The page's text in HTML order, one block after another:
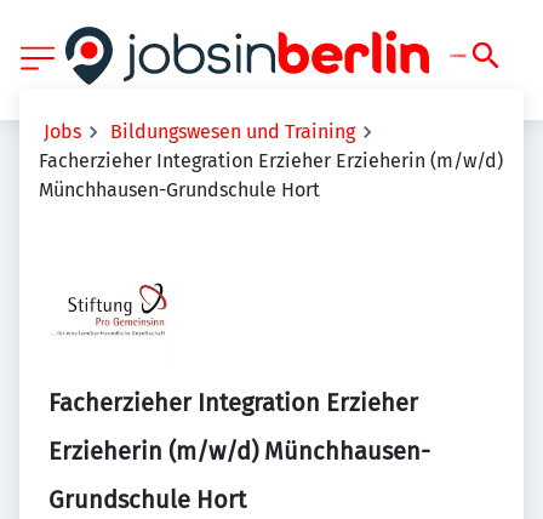
Jobs
Bildungswesen und Training
Facherzieher Integration Erzieher Erzieherin (m/w/d)
Münchhausen-Grundschule Hort
Facherzieher Integration Erzieher
Erzieherin (m/w/d) Münchhausen-
Grundschule Hort